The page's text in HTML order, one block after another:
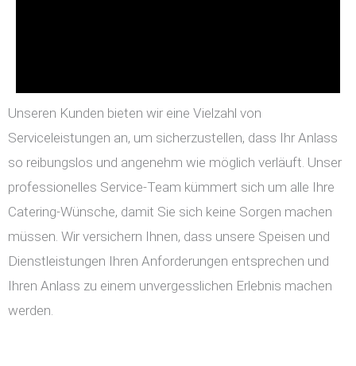
Unseren Kunden bieten wir eine Vielzahl von
Serviceleistungen an, um sicherzustellen, dass Ihr Anlass
so reibungslos und angenehm wie möglich verläuft. Unser
professionelles Service-Team kümmert sich um alle Ihre
Catering-Wünsche, damit Sie sich keine Sorgen machen
müssen. Wir versichern Ihnen, dass unsere Speisen und
Dienstleistungen Ihren Anforderungen entsprechen und
Ihren Anlass zu einem unvergesslichen Erlebnis machen
werden.